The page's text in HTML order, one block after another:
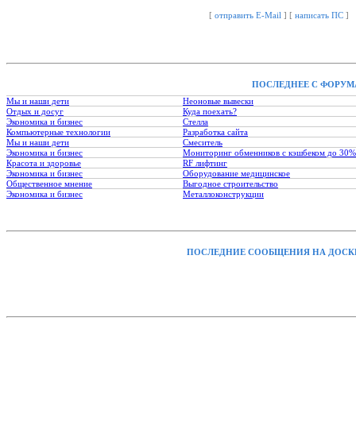
[ отправить E-Mail ] [ написать ПС]
ПОСЛЕДНЕЕ С
Мы и наши дети
Неоновые вывески
Отдых и досуг
Куда поехать?
Экономика и бизнес
Стелла
Компьютерные технологии
Разработка сайта
Мы и наши дети
Смеситель
Экономика и бизнес
Мониторинг обменников с кэшбеком до 30%
Красота и здоровье
RF лифтинг
Экономика и бизнес
Оборудование медицинское
Общественное мнение
Выгодное строительство
Экономика и бизнес
Металлоконструкции
ПОСЛЕДНИЕ СООБЩЕНИЯ НА